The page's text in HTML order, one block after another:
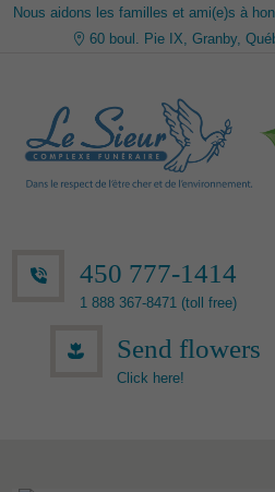
Nous aidons les familles et ami(e)s à
60 boul. Pie IX, Granby,
450 777-1414
1 888 367-8471 (toll free)
Send flowers
Click here!